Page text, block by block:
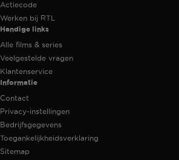
Actiecode
Werken bij RTL
Handige links
Alle films & series
Veelgestelde vragen
Klantenservice
Informatie
Contact
Privacy-instellingen
Bedrijfsgegevens
Toegankelijkheidsverklaring
Sitemap